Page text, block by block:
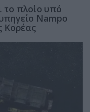
το πλοίο υπό
Nampo
Κορέας